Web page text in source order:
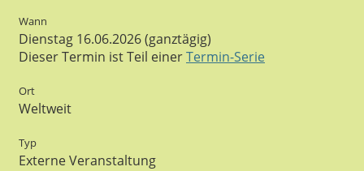
Wann
Dienstag 16.06.2026 (ganztägig)
Dieser Termin ist Teil einerTermin-Serie
Ort
Weltweit
Typ
Externe Veranstaltung